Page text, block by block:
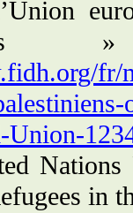
fr/
Union-
Nations
in